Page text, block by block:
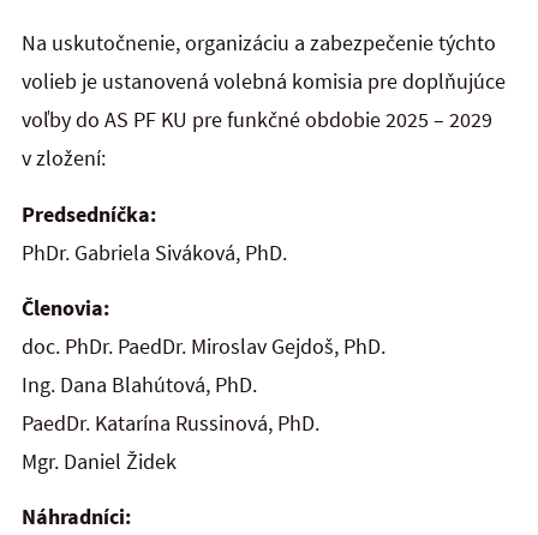
Na uskutočnenie, organizáciu a zabezpečenie týchto
volieb je ustanovená volebná komisia pre doplňujúce
voľby do AS PF KU pre funkčné obdobie 2025 – 2029
v zložení:
Predsedníčka:
PhDr. Gabriela Siváková, PhD.
Členovia:
doc. PhDr. PaedDr. Miroslav Gejdoš, PhD.
Ing. Dana Blahútová, PhD.
PaedDr. Katarína Russinová, PhD.
Mgr. Daniel Židek
Náhradníci: